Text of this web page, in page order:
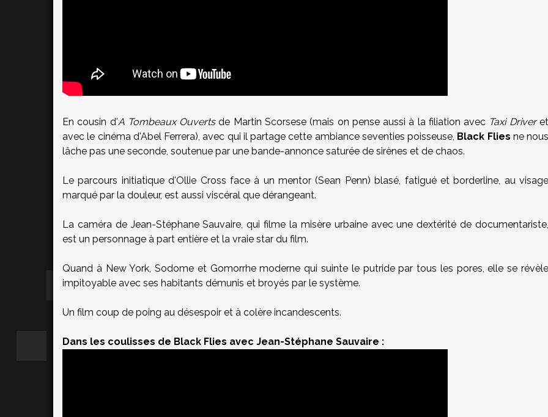
En cousin d'A Tombeaux Ouvertsde Martin Scorsese (mais on pense aussi à la filiation avec Taxi Driver
avec le cinéma d'Abel Ferrera), avec qui il partage cette ambiance seventies poisseuse, Black Flies ne nous
lâche pas une seconde, soutenue par une bande-annonce saturée de sirènes et de chaos.
Le parcours initiatique d'Ollie Cross face à un mentor (Sean Penn) blasé, fatigué et borderline, au visage
marqué par la douleur, est aussi viscéral que dérangeant.
La caméra de Jean-Stéphane Sauvaire, qui filme la misère urbaine avec une dextérité de documentariste,
est un personnage à part entière et la vraie star du film.
Quand à New York, Sodome et Gomorrhe moderne qui suinte le putride par tous les pores, elle se révèle
impitoyable avec ses habitants démunis et broyés par le système.
Un film coup de poing au désespoir et à colère incandescents.
Dans les coulisses de Black Flies avec Jean-Stéphane Sauvaire :